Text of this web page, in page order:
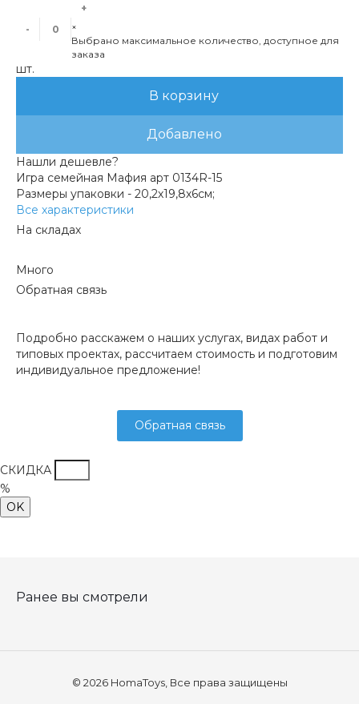
-
+
×
Выбрано максимальное количество, доступное для
заказа
шт.
В корзину
Добавлено
Нашли дешевле?
Игра семейная Мафия арт 0134R-15
Размеры упаковки - 20,2х19,8х6см;
Все характеристики
На складах
Много
Обратная связь
Подробно расскажем о наших услугах, видах работ и
типовых проектах, рассчитаем стоимость и подготовим
индивидуальное предложение!
Обратная связь
СКИДКА
%
OK
Ранее вы смотрели
© 2026 HomaToys, Все права защищены